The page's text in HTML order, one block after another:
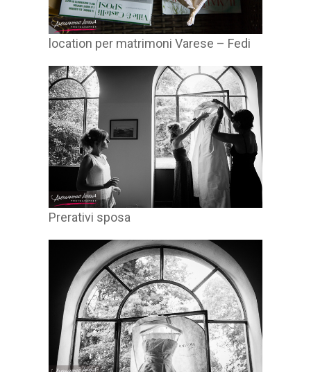
location per matrimoni Varese – Fedi
Prerativi sposa